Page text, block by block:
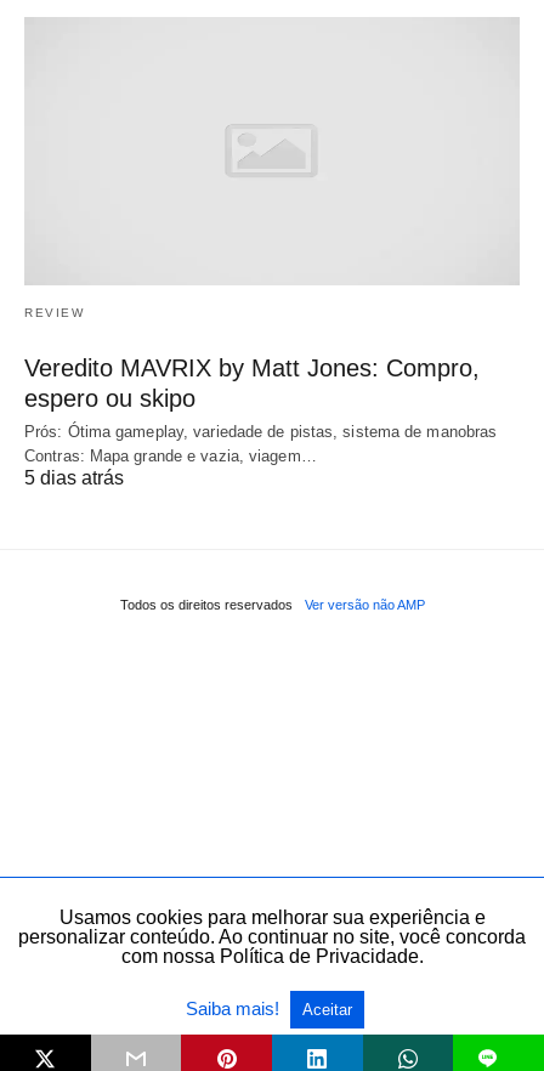
REVIEW
Veredito MAVRIX by Matt Jones: Compro,
espero ou skipo
Prós: Ótima gameplay, variedade de pistas, sistema de manobras
Contras: Mapa grande e vazia, viagem…
5 dias atrás
Todos os direitos reservados Ver versão não AMP
Usamos cookies para melhorar sua experiência e
personalizar conteúdo. Ao continuar no site, você concorda
com nossa Política de Privacidade.
Saiba mais! Aceitar